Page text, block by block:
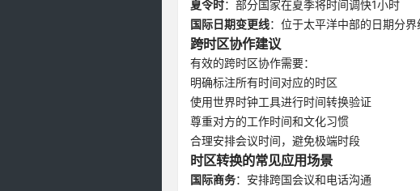
夏令时：部分国家在夏季将时间调快1小时
国际日期变更线：位于太平洋中部的日期分界
跨时区协作建议
有效的跨时区协作需要：
明确标注所有时间对应的时区
使用世界时钟工具进行时间转换验证
尊重对方的工作时间和文化习惯
合理安排会议时间，避免极端时段
时区转换的常见应用场景
国际商务：安排跨国会议和电话沟通